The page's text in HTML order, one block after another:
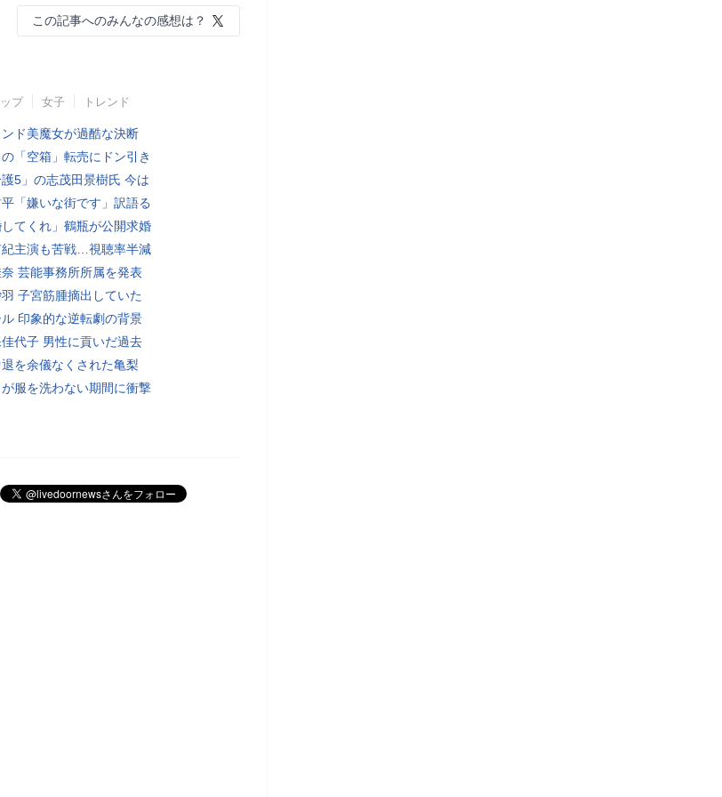
この記事へのみんなの感想は？
プ 女子 トレンド
ンド美魔女が過酷な決断
の「空箱」転売にドン引き
護5」の志茂田景樹氏 今は
「嫌いな街です」訳語る
してくれ」鶴瓶が公開求婚
紀主演も苦戦…視聴率半減
芸能事務所所属を発表
子宮筋腫摘出していた
印象的な逆転劇の背景
代子 男性に貢いだ過去
を余儀なくされた亀梨
服を洗わない期間に衝撃